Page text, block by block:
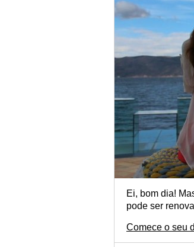
Ei, bom dia!
pode ser
Comece o seu